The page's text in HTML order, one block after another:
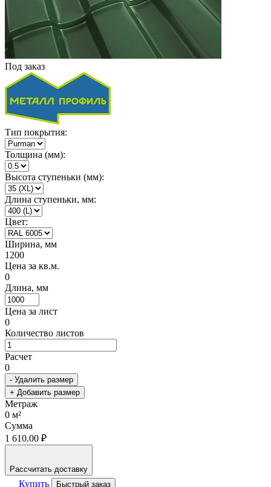
Под заказ
Тип покрытия:
Толщина (мм):
Высота ступеньки (мм):
Длина ступеньки, мм:
Цвет:
Ширина, мм
1200
Цена за кв.м.
0
Длина, мм
Цена за лист
0
Количество листов
Расчет
0
- Удалить размер
+ Добавить размер
Метраж
0 м²
Сумма
1 610.00 ₽
Рассчитать доставку
Купить Быстрый заказ